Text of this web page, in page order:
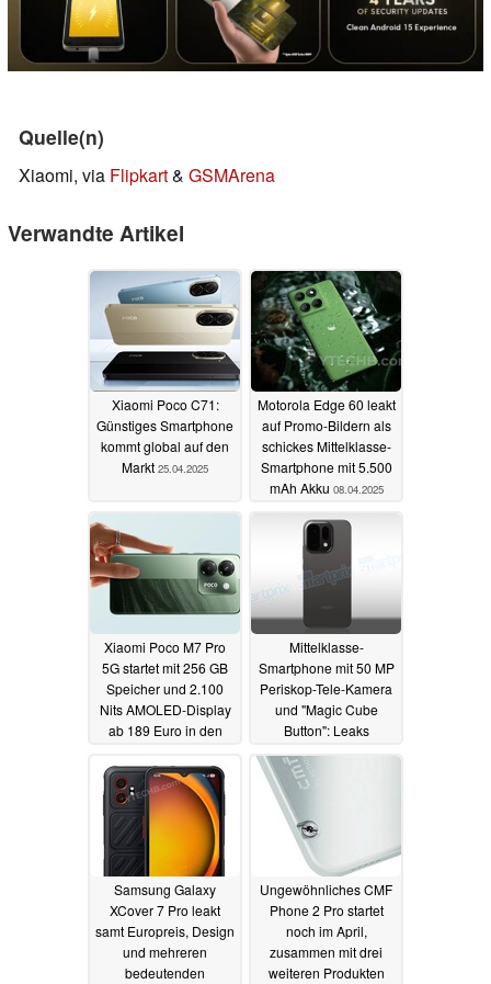
Quelle(n)
Xiaomi, via Flipkart& GSMArena
Verwandte Artikel
Xiaomi Poco C71:
Günstiges Smartphone
kommt global auf den
Markt 25.04.2025
Motorola Edge 60 leakt
auf Promo-Bildern als
schickes Mittelklasse-
Smartphone mit 5.500
mAh Akku 08.04.2025
Xiaomi Poco M7 Pro
5G startet mit 256 GB
Speicher und 2.100
Nits AMOLED-Display
ab 189 Euro in den
Mittelklasse-
Smartphone mit 50 MP
Periskop-Tele-Kamera
und "Magic Cube
Button": Leaks
14 Pro
Samsung Galaxy
XCover 7 Pro leakt
samt Europreis, Design
und mehreren
bedeutenden
Ungewöhnliches CMF
Phone 2 Pro startet
noch im April,
zusammen mit drei
weiteren Produkten